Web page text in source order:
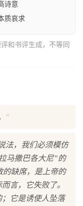
诗意
质哀求
和书评生成，不等同
"
法，我们必须模仿
马撒巴各大尼”的
的缺席，是上帝的
言，它失败了。
它是诱使人坠落